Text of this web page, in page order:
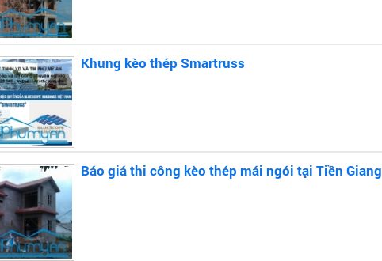
Khung kèo thép Smartruss
Báo giá thi công kèo thép mái ngói tại Tiền Giang